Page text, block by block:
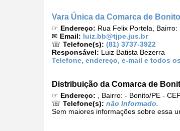
Vara Única da Comarca de Bonito
☞ Endereço: Rua Felix Portela,
✉ Email: luiz.bb@tjpe.jus.br
☏ Telefone(s): (81) 3737-3922
Responsável: Luiz Batista Bezerra
Telefone, endereço, e-mail e todos
Distribuição da Comarca de
☞ Endereço: , Bairro: - Bonito/PE -
☏ Telefone(s): não Informado.
Sem maiores informações sobre essa